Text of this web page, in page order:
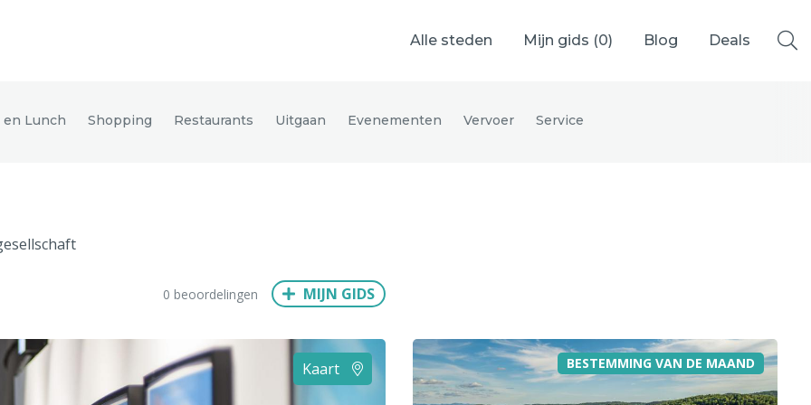
Alle steden Mijn gids (0) Blog Deals
München Wenen Budapest Bangkok
en Lunch Shopping Restaurants Uitgaan Evenementen Vervoer Service
0 beoordelingen MIJN GIDS
Kaart BESTEMMING VAN DE MAAND